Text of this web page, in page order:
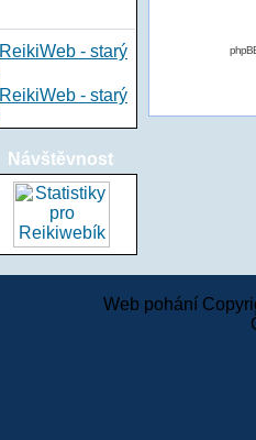
ReikiWeb - starý
ReikiWeb - starý
Návštěvnost
Web pohání